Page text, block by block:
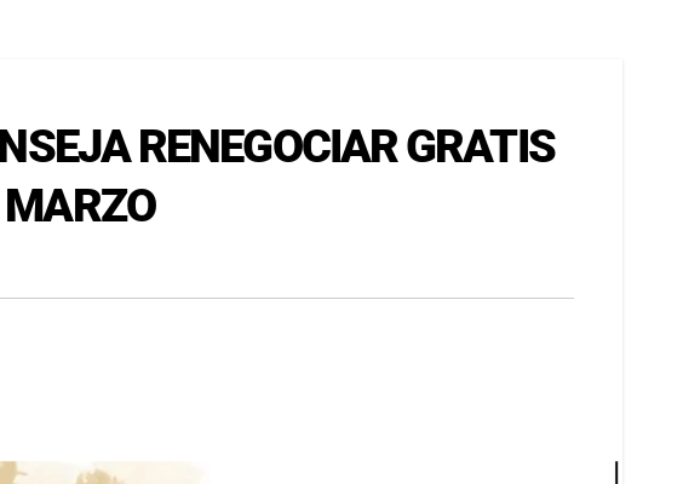
RENEGOCIAR GRATIS